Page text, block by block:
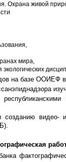
Охрана живой
мира,
на базе ООИЕФ в
созданию видео-